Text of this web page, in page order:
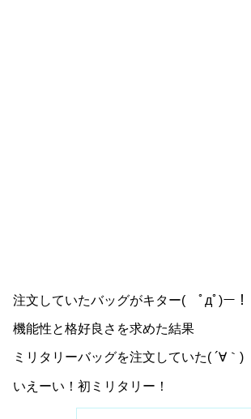
注文していたバッグがキター( ﾟдﾟ)ー！
機能性と格好良さを求めた結果
ミリタリーバッグを注文していた( ´∀｀)
いえーい！初ミリタリー！